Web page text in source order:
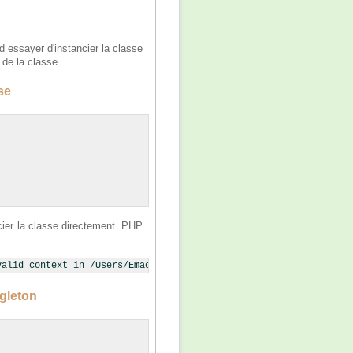
essayer d'instancier la classe
la classe.
la classe directement. PHP
context in /Users/Emacs/Sites/Demo/MySingleton.php on